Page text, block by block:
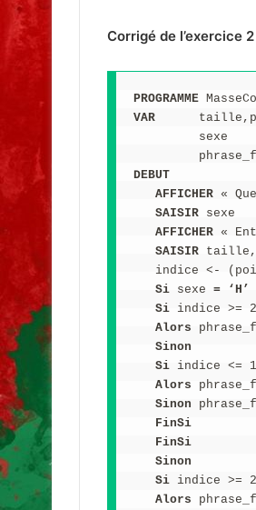
Corrigé de l’exercice 2
PROGRAMME
VAR
sexe
DEBUT
   AFFICHER
«
   SAISIR
sexe
   AFFICHER
«
   SAISIR
indice <-
   Si
sexe = ‘H’
   Si
indice >=
   Alors
   Sinon
   Si
indice <=
   Alors
   Sinon
   FinSi
   FinSi
   Sinon
   Si
indice >=
   Alors